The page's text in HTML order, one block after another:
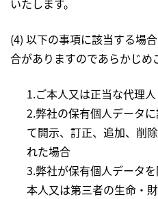
いたします。
(4) 以下の事項に該当する場
合がありますのであらかじめ
1.ご本人又は正当な代理
2.弊社の保有個人データ
て開示、訂正、追加、削
れた場合
3.弊社が保有個人データ
本人又は第三者の生命・